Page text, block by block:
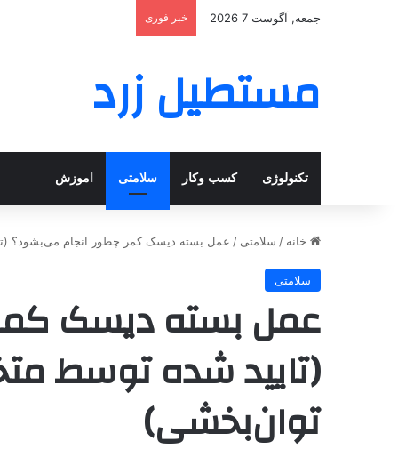
جمعه, آگوست 7 2026 خبر فوری
مستطیل زرد
تکنولوژی کسب وکار سلامتی اموزش
خانه / سلامتی / عمل بسته دیسک کمر چطور انجام می‌بشود؟
سلامتی
عمل بسته دیسک
(تایید شده توسط
توان‌بخشی)